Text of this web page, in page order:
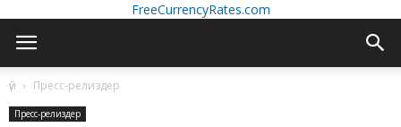
FreeCurrencyRates.com
үй Пресс-релиздер
Пресс-релиздер